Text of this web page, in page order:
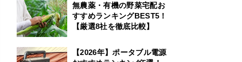
無農薬・有機の野菜宅配お
すすめランキングBEST5！
【厳選8社を徹底比較】
【2026年】ポータブル電源